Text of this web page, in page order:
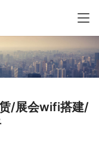
/展会wifi搭建/